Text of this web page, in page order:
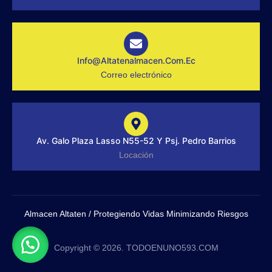
r
a
-
1
-
i
g
Info@altatenalmacen.com.ec
Correo electrónico
Av. Galo Plaza Lasso N55-52 Y Psj. Pedro Barrios
Locación
Almacen Altaten / Protegiendo Vidas Minimizando Riesgos
Copyright © 2026. TODOENUNO593.COM